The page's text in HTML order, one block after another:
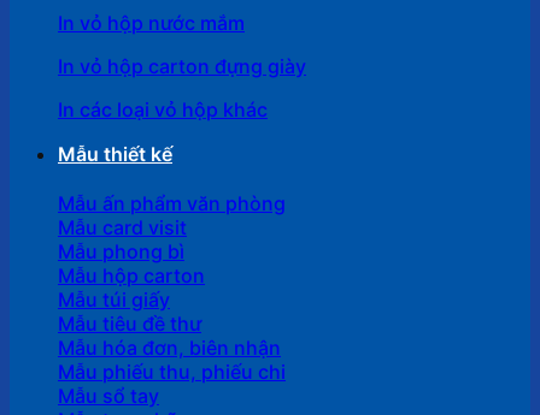
In vỏ hộp nước mắm
In vỏ hộp carton đựng giày
In các loại vỏ hộp khác
Mẫu thiết kế
Mẫu ấn phẩm văn phòng
Mẫu card visit
Mẫu phong bì
Mẫu hộp carton
Mẫu túi giấy
Mẫu tiêu đề thư
Mẫu hóa đơn, biên nhận
Mẫu phiếu thu, phiếu chi
Mẫu sổ tay